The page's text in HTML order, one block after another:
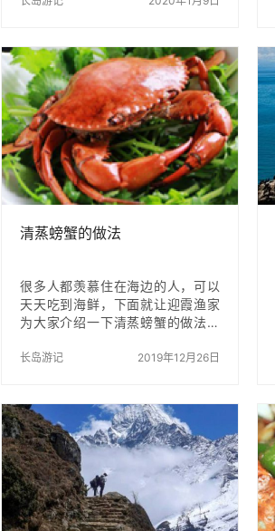
水、淇澳螃蟹闻名遐尔。 南屏脆肉
鲩：这是用特殊方法配养出来鲩
鱼，肉质脆而爽口， 因产于南屏而
出名。 湾仔鲜花：湾仔镇有100多
年的种花历史。现拥有花种280多
个，其中有一批国内外名贵花种，
大都出口澳门。由于控制了鲜花的
生长期，一年四季均有鲜花源源上
市。 白藤粉藕：以肥硕、多粉、松
清蒸螃蟹的做法
很多人都羡慕住在海边的人，可以
天天吃到海鲜，下面就让迎霞渔家
为大家介绍一下清蒸螃蟹的做法，
不易多吃，尤其是里面的蟹黄，胆
清水简单清洗一下 2.准备好蒸锅，
加入适量的水，将螃蟹放于水上
面，切记不可用水煮。 3.将火开到
最大，大概要蒸15到20分钟，美味
的螃蟹就可以出锅了。 是不是非常
的简单？这样蒸出来的螃蟹不但味
道鲜美，而且口味更好。 最后插播
长岛游记 2019年12月26日